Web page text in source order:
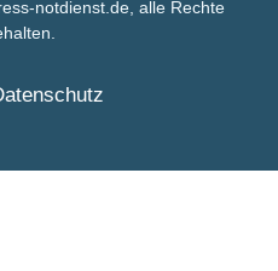
notdienst.de, alle Rechte